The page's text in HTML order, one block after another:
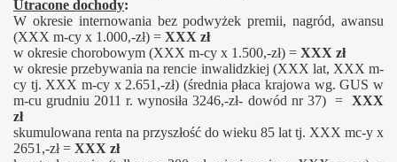
Utracone dochody:
W okresie internowania bez podwyżek premii, nagród, awansu
(XXX m-cy x 1.000,-zł) = XXX zł
w okresie chorobowym (XXX m-cy x 1.500,-zł) = XXX zł
w okresie przebywania na rencie inwalidzkiej (XXX lat, XXX m-
cy tj. XXX m-cy x 2.651,-zł) (średnia płaca krajowa wg. GUS w
m-cu grudniu 2011 r. wynosiła 3246,-zł- dowód nr 37) = XXX
zł
skumulowana renta na przyszłość do wieku 85 lat tj. XXX mc-y x
2651,-zł = XXX zł